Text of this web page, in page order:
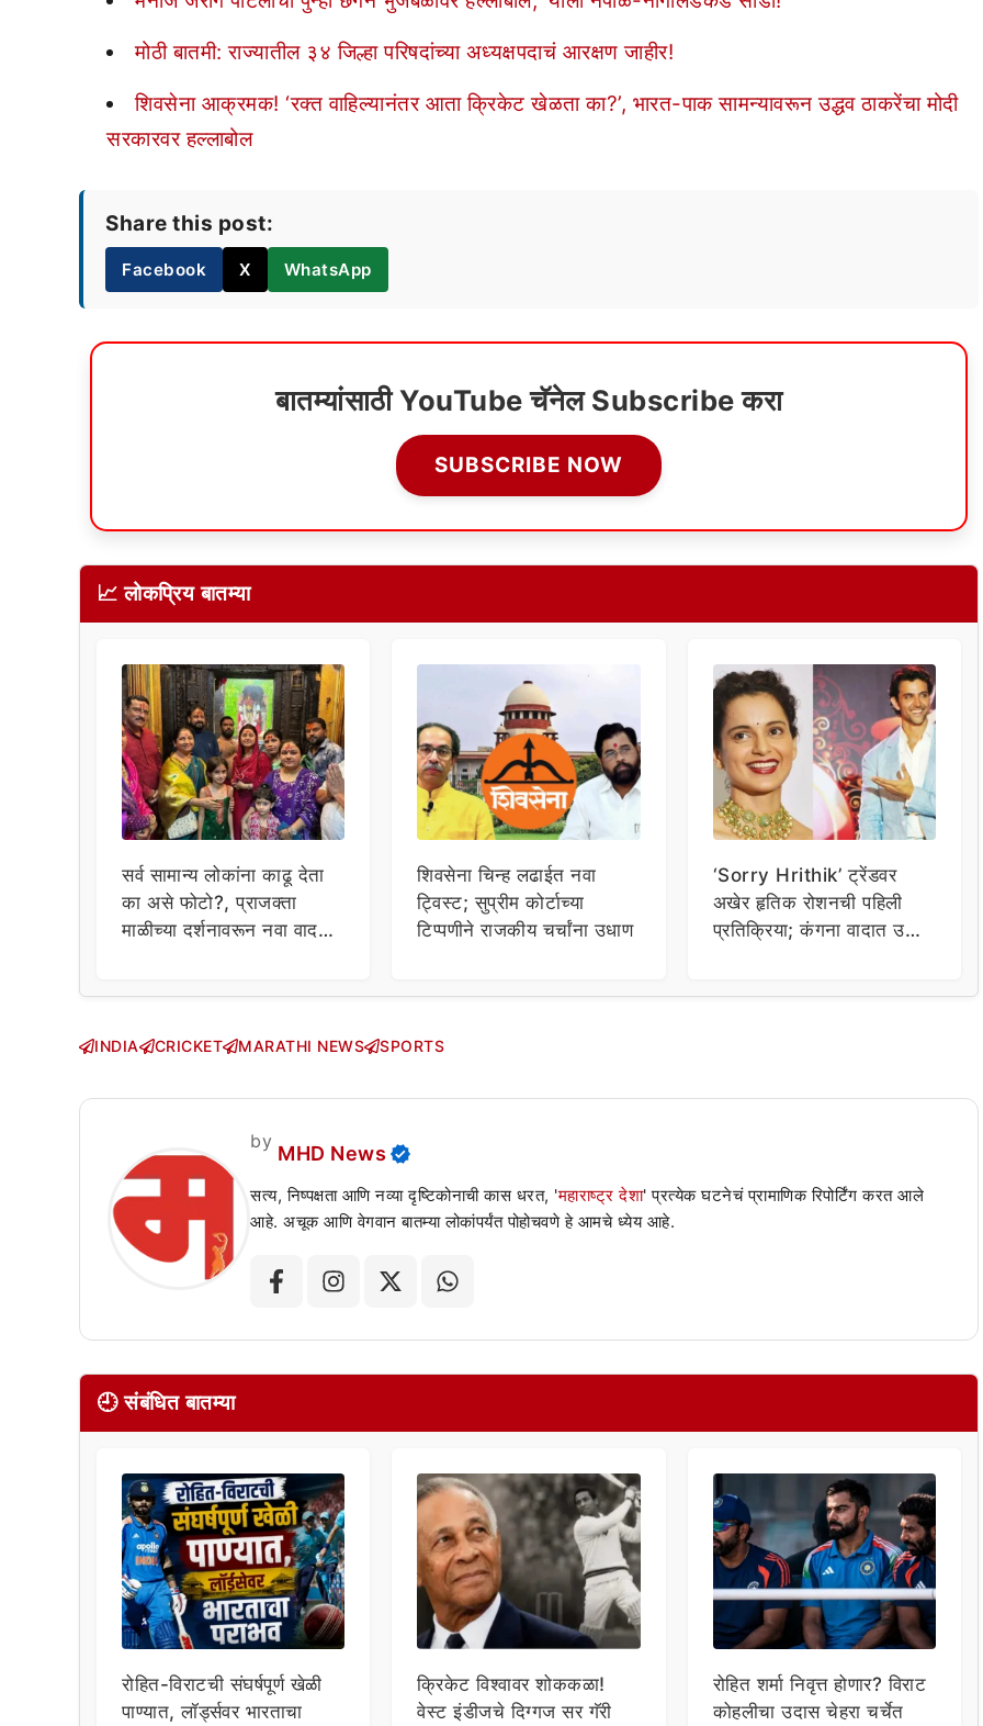
मोठी बातमी: राज्यातील ३४ जिल्हा परिषदांच्या अध्यक्षपदाचं आरक्षण जाहीर!
शिवसेना आक्रमक! ‘रक्त वाहिल्यानंतर आता क्रिकेट खेळता का?’, भारत-पाक सामन्यावरून उद्धव ठाकरेंचा मोदी
सरकारवर हल्लाबोल
Share this post:
Facebook X WhatsApp
बातम्यांसाठी YouTube चॅनेल Subscribe करा
SUBSCRIBE NOW
📈 लोकप्रिय बातम्या
सर्व सामान्य लोकांना काढू देता
का असे फोटो?, प्राजक्ता
माळीच्या दर्शनावरून नवा वाद;
शिवसेना चिन्ह लढाईत नवा
ट्विस्ट; सुप्रीम कोर्टाच्या
टिप्पणीने राजकीय चर्चांना उधाण
‘Sorry Hrithik’ ट्रेंडवर
अखेर हृतिक रोशनची पहिली
प्रतिक्रिया; कंगना वादात उडी
INDIA CRICKET MARATHI NEWS SPORTS
by
MHD News
सत्य, निष्पक्षता आणि नव्या दृष्टिकोनाची कास धरत, 'महाराष्ट्र देशा' प्रत्येक घटनेचं प्रामाणिक रिपोर्टिंग करत आले
आहे. अचूक आणि वेगवान बातम्या लोकांपर्यंत पोहोचवणे हे आमचे ध्येय आहे.
🕘 संबंधित बातम्या
रोहित-विराटची संघर्षपूर्ण खेळी
पाण्यात, लॉर्ड्सवर भारताचा
क्रिकेट विश्वावर शोककळा!
वेस्ट इंडीजचे दिग्गज सर गॅरी
रोहित शर्मा निवृत्त होणार? विराट
कोहलीचा उदास चेहरा चर्चेत